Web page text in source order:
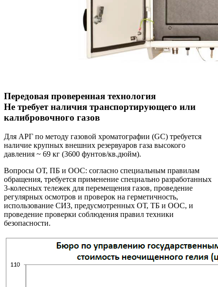
Передовая проверенная технология
Не требует наличия транспортирующего или
калибровочного газов
Для АРГ по методу газовой хроматографии (GC) требуется
наличие крупных внешних резервуаров газа высокого
давления ~ 69 кг (3600 фунтов/кв.дюйм).
Вопросы ОТ, ПБ и ООС: согласно специальным правилам
обращения, требуется применение специально разработанных
3-колесных тележек для перемещения газов, проведение
регулярных осмотров и проверок на герметичность,
использование СИЗ, предусмотренных ОТ, ТБ и ООС, и
проведение проверки соблюдения правил техники
безопасности.